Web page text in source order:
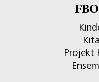
Projekt